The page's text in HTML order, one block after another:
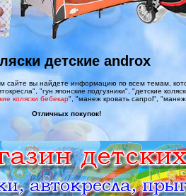
детские androx
вы найдете информацию по всем темам,
"гун японские подгузники", "детские
коляски бебекар", "манеж кровать canpol", "манеж
Отличных покупок!